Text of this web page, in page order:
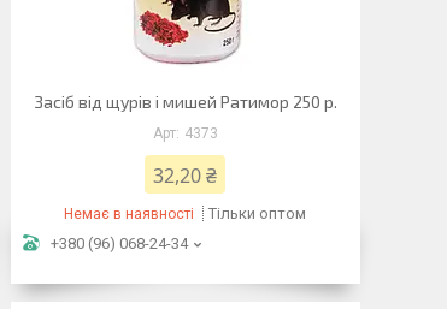
Засіб від щурів і мишей Ратимор 250 р.
4373
32,20 ₴
Немає в наявності
Тільки оптом
+380 (96) 068-24-34